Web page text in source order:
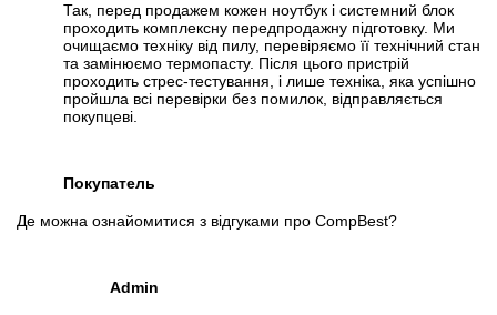
Так, перед продажем кожен ноутбук і системний блок
проходить комплексну передпродажну підготовку. Ми
очищаємо техніку від пилу, перевіряємо її технічний стан
та замінюємо термопасту. Після цього пристрій
проходить стрес-тестування, і лише техніка, яка успішно
пройшла всі перевірки без помилок, відправляється
покупцеві.
Покупатель
Де можна ознайомитися з відгуками про CompBest?
Admin